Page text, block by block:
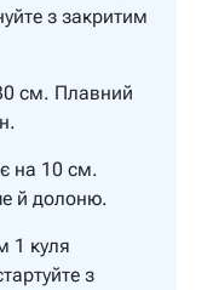
з закритим
см. Плавний
на 10 см.
й долоню.
1 куля
з